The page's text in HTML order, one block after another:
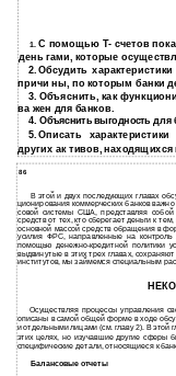
1. С помощью Т- счетов
день­ гами, которые
2. Обсудить
причи­ ны, по которым банки
3. Объяснить, как
ва­ жен для банков.
4. Объяснить выгодность для
5. Описать
других ак­ тивов,
86
В этой и двух последующих главах
ционирования коммерческих банков
совой системы США, представляя собой
средств от тех, кто сберегает деньги к
основной массой средств обращения в
усилия ФРС, направленные на
помощью денежно-кредитной политики
выдвинутые в этих трех главах,
институтов, мы займемся специальным
Осуществляя процессы управления
описаны в самой общей форме в ходе
и отдельными лицами (см. главу 2). В этой
этих целях, но изучавшие другие сферы
специфические детали, относящиеся к
Балансовые отчеты